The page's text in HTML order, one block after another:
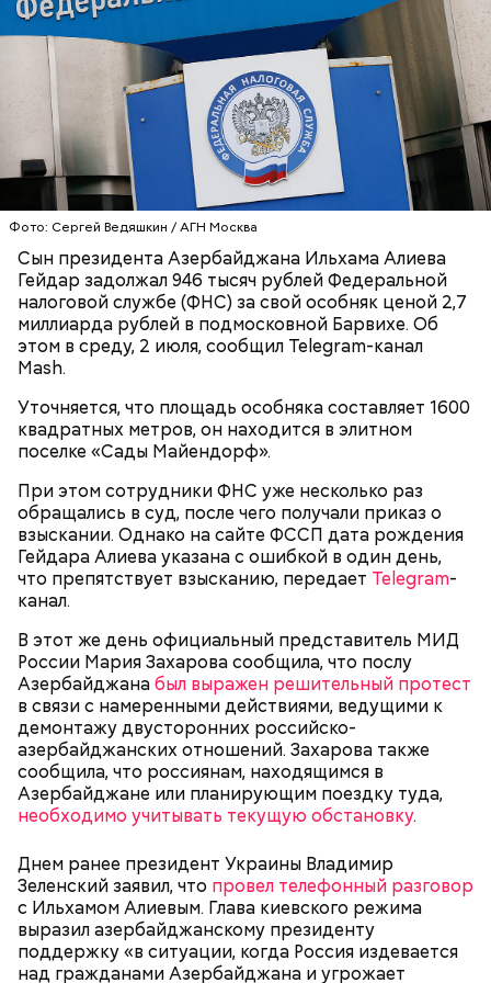
Фото: Сергей Ведяшкин / АГН Москва
Сын президента Азербайджана Ильхама Алиева
Гейдар задолжал 946 тысяч рублей Федеральной
налоговой службе (ФНС) за свой особняк ценой 2,7
миллиарда рублей в подмосковной Барвихе. Об
этом в среду, 2 июля, сообщил Telegram-канал
Mash.
Уточняется, что площадь особняка составляет 1600
квадратных метров, он находится в элитном
поселке «Сады Майендорф».
При этом сотрудники ФНС уже несколько раз
обращались в суд, после чего получали приказ о
взыскании. Однако на сайте ФССП дата рождения
Гейдара Алиева указана с ошибкой в один день,
что препятствует взысканию, передает Telegram-
канал.
В этот же день официальный представитель МИД
России Мария Захарова сообщила, что послу
Азербайджанабыл выражен решительный протест
в связи с намеренными действиями, ведущими к
демонтажу двусторонних российско-
азербайджанских отношений. Захарова также
сообщила, что россиянам, находящимся в
Азербайджане или планирующим поездку туда,
необходимо учитывать текущую обстановку.
Днем ранее президент Украины Владимир
Зеленский заявил, что провел телефонный разговор
с Ильхамом Алиевым. Глава киевского режима
выразил азербайджанскому президенту
поддержку «в ситуации, когда Россия издевается
над гражданами Азербайджана и угрожает
— Гасанов, являясь индивидуальным
предпринимателем, осуществлял
предпринимательскую деятельность в области
продажи и размещения рекламы в социальных
Родственники обналичивали деньги и возвращали
их Гасанову. А чтобы пользоваться деньгами и не
вызвать подозрений у налоговой, Гасанов либо
распределял их между еще несколькими счетами,
либопокупал на них квартиры.
Блогеру грозило до семи лет лишения свободы.
Миссюры Константин. 3 февраля того же года,
когда молодые люди ехали вместе в машине,
подозреваемый угостил приятеля морсом с
этиленгликолем. Через два дня Константин умер в
больнице.
— Мы съездили за витаминами, вернулись обратно,
поднялись домой. У него ухудшилось самочувствие
через сутки... Его увезли в больницу,
реанимировали, и там он скончался, — рассказывал
Миссюра на допросе.
Play
Video
Видео: пресс-служба ГСУ СК по Московской области
причину смерти Константина. Подозрения
родителей погибшего юноши пали на Миссюру, но
доказать его причастность к кончине их сына не
удалось. Когда же подозреваемого задержали, он
заявил, что ничего не подсыпал в морс и утверждал,
что яд могли добавить в бутылкунекие
недоброжелатели